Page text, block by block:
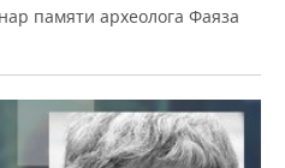
памяти археолога Фаяза